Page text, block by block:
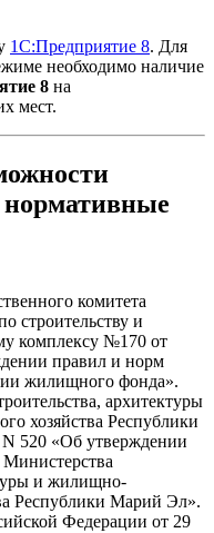
1С:Предприятие 8. Для
необходимо наличие
8 на
мест.
комитета
строительству и
комплексу №170 от
правил и норм
жилищного фонда».
архитектуры
хозяйства Республики
520 «Об утверждении
и жилищно-
Республики Марий Эл».
Федерации от 29